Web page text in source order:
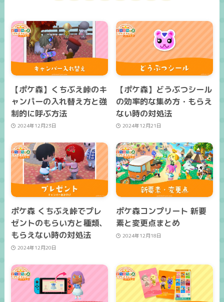
【ポケ森】くちぶえ峠のキ
ャンパーの入れ替え方と強
制的に呼ぶ方法
2024年12月23日
【ポケ森】どうぶつシール
の効率的な集め方・もらえ
ない時の対処法
2024年12月21日
ポケ森 くちぶえ峠でプレ
ゼントのもらい方と種類、
もらえない時の対処法
2024年12月20日
ポケ森コンプリート 新要
素と変更点まとめ
2024年12月18日